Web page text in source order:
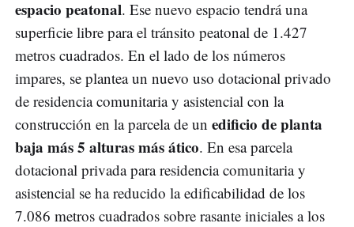
espacio peatonal. Ese nuevo espacio tendrá una
superficie libre para el tránsito peatonal de 1.427
metros cuadrados. En el lado de los números
impares, se plantea un nuevo uso dotacional privado
de residencia comunitaria y asistencial con la
construcción en la parcela de un edificio de planta
baja más 5 alturas más ático. En esa parcela
dotacional privada para residencia comunitaria y
asistencial se ha reducido la edificabilidad de los
7.086 metros cuadrados sobre rasante iniciales a los